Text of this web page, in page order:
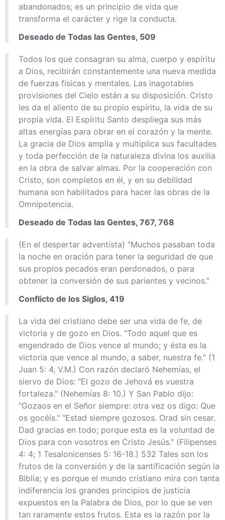
abandonados; es un principio de vida que
transforma el carácter y rige la conducta.
Deseado de Todas las Gentes, 509
Todos los que consagran su alma, cuerpo y espíritu
a Dios, recibirán constantemente una nueva medida
de fuerzas físicas y mentales. Las inagotables
provisiones del Cielo están a su disposición. Cristo
les da el aliento de su propio espíritu, la vida de su
propia vida. El Espíritu Santo despliega sus más
altas energías para obrar en el corazón y la mente.
La gracia de Dios amplía y multiplica sus facultades
y toda perfección de la naturaleza divina los auxilia
en la obra de salvar almas. Por la cooperación con
Cristo, son completos en él, y en su debilidad
humana son habilitados para hacer las obras de la
Omnipotencia.
Deseado de Todas las Gentes, 767, 768
(En el despertar adventista) “Muchos pasaban toda
la noche en oración para tener la seguridad de que
sus propios pecados eran perdonados, o para
obtener la conversión de sus parientes y vecinos.”
Conflicto de los Siglos, 419
La vida del cristiano debe ser una vida de fe, de
victoria y de gozo en Dios. "Todo aquel que es
engendrado de Dios vence al mundo; y ésta es la
victoria que vence al mundo, a saber, nuestra fe." (1
Juan 5: 4, V.M.) Con razón declaró Nehemías, el
siervo de Dios: "El gozo de Jehová es vuestra
fortaleza." (Nehemías 8: 10.) Y San Pablo dijo:
"Gozaos en el Señor siempre: otra vez os digo: Que
os gocéis." "Estad siempre gozosos. Orad sin cesar.
Dad gracias en todo; porque esta es la voluntad de
Dios para con vosotros en Cristo Jesús." (Filipenses
4: 4; 1 Tesalonicenses 5: 16-18.) 532 Tales son los
frutos de la conversión y de la santificación según la
Biblia; y es porque el mundo cristiano mira con tanta
indiferencia los grandes principios de justicia
expuestos en la Palabra de Dios, por lo que se ven
tan raramente estos frutos. Esta es la razón por la